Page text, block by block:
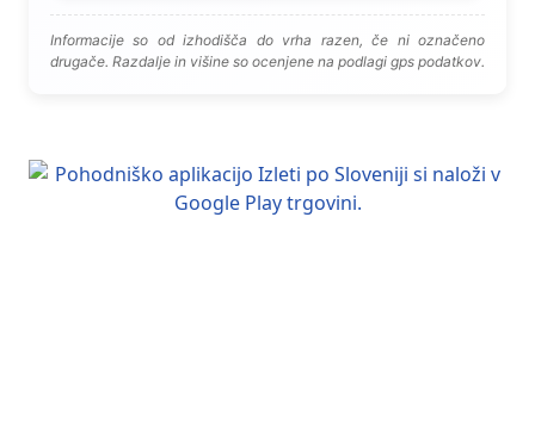
Informacije so od izhodišča do vrha razen, če ni označeno
drugače. Razdalje in višine so ocenjene na podlagi gps podatkov.